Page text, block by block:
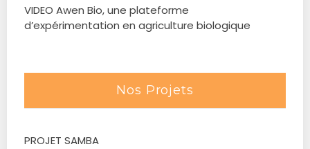
VIDEO Awen Bio, une plateforme
d’expérimentation en agriculture biologique
Nos Projets
PROJET SAMBA